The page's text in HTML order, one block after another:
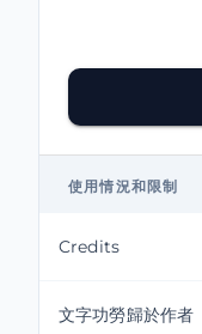
使用情況和限制
Credits
文字功勞歸於作者